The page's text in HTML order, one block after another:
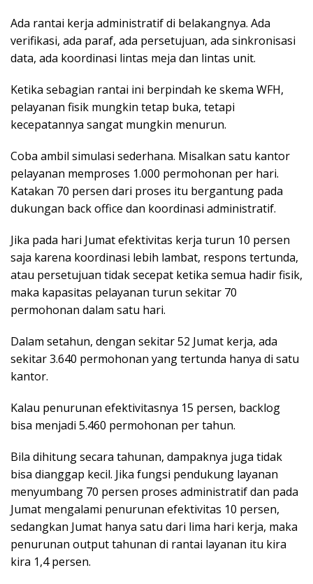
Ada rantai kerja administratif di belakangnya. Ada
verifikasi, ada paraf, ada persetujuan, ada sinkronisasi
data, ada koordinasi lintas meja dan lintas unit.
Ketika sebagian rantai ini berpindah ke skema WFH,
pelayanan fisik mungkin tetap buka, tetapi
kecepatannya sangat mungkin menurun.
Coba ambil simulasi sederhana. Misalkan satu kantor
pelayanan memproses 1.000 permohonan per hari.
Katakan 70 persen dari proses itu bergantung pada
dukungan back office dan koordinasi administratif.
Jika pada hari Jumat efektivitas kerja turun 10 persen
saja karena koordinasi lebih lambat, respons tertunda,
atau persetujuan tidak secepat ketika semua hadir fisik,
maka kapasitas pelayanan turun sekitar 70
permohonan dalam satu hari.
Dalam setahun, dengan sekitar 52 Jumat kerja, ada
sekitar 3.640 permohonan yang tertunda hanya di satu
kantor.
Kalau penurunan efektivitasnya 15 persen, backlog
bisa menjadi 5.460 permohonan per tahun.
Bila dihitung secara tahunan, dampaknya juga tidak
bisa dianggap kecil. Jika fungsi pendukung layanan
menyumbang 70 persen proses administratif dan pada
Jumat mengalami penurunan efektivitas 10 persen,
sedangkan Jumat hanya satu dari lima hari kerja, maka
penurunan output tahunan di rantai layanan itu kira
kira 1,4 persen.